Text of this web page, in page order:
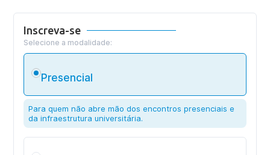
Inscreva-se
Selecione a modalidade:
Presencial
Para quem não abre mão dos encontros presenciais e
da infraestrutura universitária.